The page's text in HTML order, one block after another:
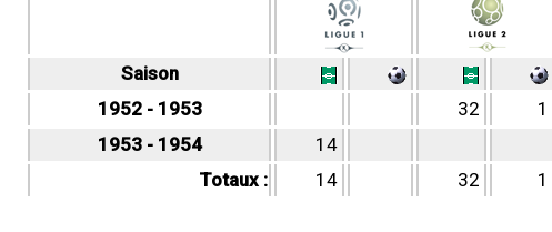
Saison
1952 - 1953
32 1
1953 - 1954
14
Totaux :
14 32 1